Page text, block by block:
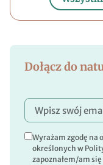
Dołącz do
Wyrażam zgodę na
określonych w
zapoznałem/am